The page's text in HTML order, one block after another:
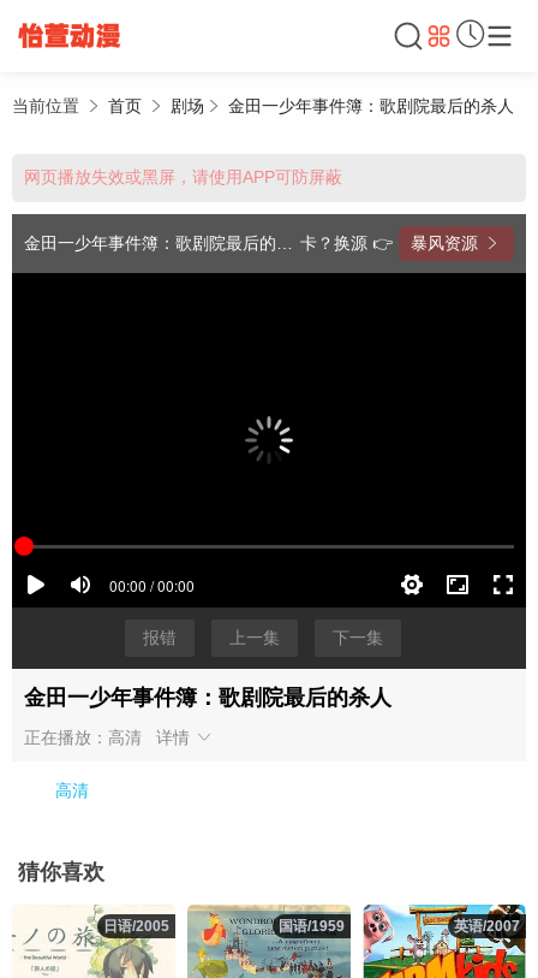
当前位置 首页 剧场 金田一少年事件簿：歌剧院最后的杀人
网页播放失效或黑屏，请使用APP可防屏蔽
卡？换源 👉 暴风资源
报错 上一集 下一集
金田一少年事件簿：歌剧院最后的杀人
正在播放：高清 详情
高清
猜你喜欢
日语/2005
日语/2005 国语/1959
国语/1959 英语/2007
英语/2007